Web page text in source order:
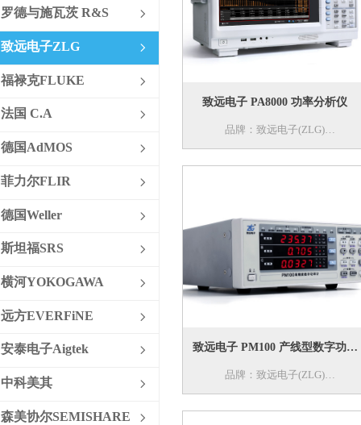
致远电子 PA8000 功率分析仪
品牌：致远电子(ZLG)
型号：PA8000
析仪，功率精度高达0.01%、带宽高
达5MHz，是逆变器、变频器与电源
产品能效测量的基准，也是标准实验
室认证检测的依据，其设计处理延续
行业较有创意的设计架构之外，在模
ADC转化器方案、2MS/s的高采样率
技术，相比传统的16位功率分析
仪，采样分辨率提升了4倍、采样率
提升了10倍，功率分析仪准确度达
致远电子 PM100 产线型数字功率
计
品牌：致远电子(ZLG)
型号：PM100
ꁇ
罗德与施瓦茨 R&S
ꁇ
致远电子ZLG
ꁇ
福禄克FLUKE
ꁇ
法国 C.A
ꁇ
德国AdMOS
ꁇ
菲力尔FLIR
ꁇ
德国Weller
ꁇ
斯坦福SRS
ꁇ
横河YOKOGAWA
ꁇ
远方EVERFiNE
ꁇ
安泰电子Aigtek
ꁇ
中科美其
ꁇ
森美协尔SEMISHARE